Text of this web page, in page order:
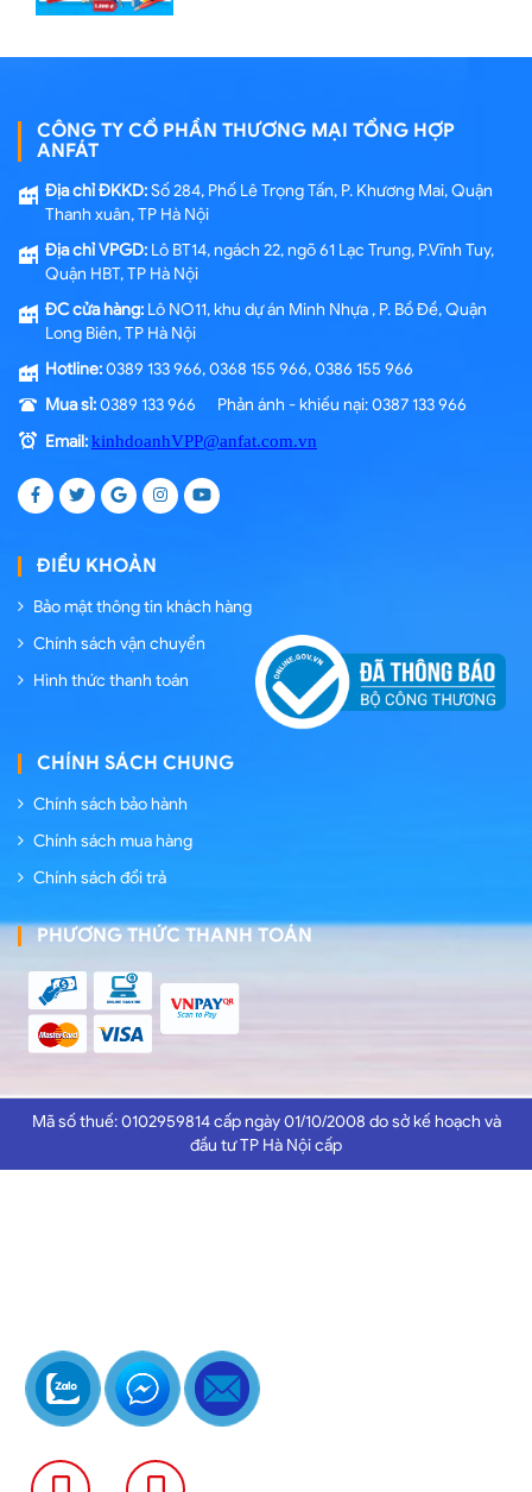
CÔNG TY CỔ PHẦN THƯƠNG MẠI TỔNG HỢP
ANFÁT
Địa chỉ ĐKKD:Số 284, Phố Lê Trọng Tấn, P. Khương Mai, Quận
Thanh xuân, TP Hà Nội
Địa chỉ VPGD: Lô BT14, ngách 22, ngõ 61 Lạc Trung, P.Vĩnh Tuy,
Quận HBT, TP Hà Nội
ĐC cửa hàng: Lô NO11, khu dự án Minh Nhựa , P. Bồ Đề, Quận
Long Biên, TP Hà Nội
Hotline:0389 133 966, 0368 155 966, 0386 155 966
Mua sỉ:0389 133 966 Phản ánh - khiếu nại: 0387 133 966
Email:kinhdoanhVPP@anfat.com.vn
ĐIỀU KHOẢN
Bảo mật thông tin khách hàng
Chính sách vận chuyển
Hình thức thanh toán
CHÍNH SÁCH CHUNG
Chính sách bảo hành
Chính sách mua hàng
Chính sách đổi trả
PHƯƠNG THỨC THANH TOÁN
Mã số thuế: 0102959814 cấp ngày 01/10/2008 do sở kế hoạch và
đầu tư TP Hà Nội cấp